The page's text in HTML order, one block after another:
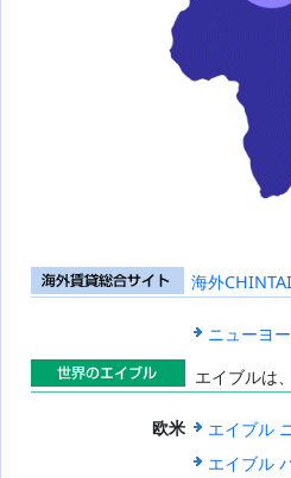
海外賃貸総合
海外
ニューヨ
エイブルは
欧米
エイブル
エイブル